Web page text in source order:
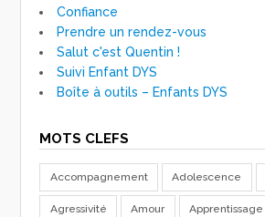
Confiance
Prendre un rendez-vous
Salut c'est Quentin !
Suivi Enfant DYS
Boîte à outils – Enfants DYS
MOTS CLEFS
Accompagnement Adolescence
Agressivité Amour Apprentissage